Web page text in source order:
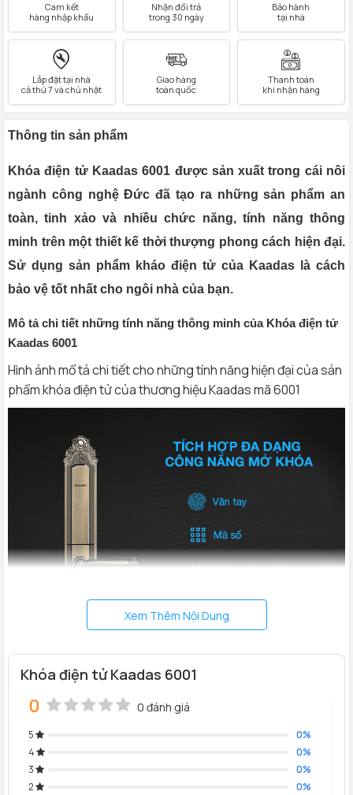
Cam kết
hàng nhập khẩu
Nhận đổi trả
trong 30 ngày
Bảo hành
tại nhà
Lắp đặt tại nhà
cả thứ 7 và chủ nhật
Giao hàng
toàn quốc
Thanh toán
khi nhận hàng
Thông tin sản phẩm
Khóa điện tử Kaadas 6001 được sản xuất trong cái nôi
ngành công nghệ Đức đã tạo ra những sản phẩm an
toàn, tinh xảo và nhiều chức năng, tính năng thông
minh trên một thiết kế thời thượng phong cách hiện đại.
Sử dụng sản phẩm kháo điện tử của Kaadas là cách
bảo vệ tốt nhất cho ngôi nhà của bạn.
Mô tả chi tiết những tính năng thông minh của Khóa điện tử
Kaadas 6001
Hình ảnh mổ tả chi tiết cho những tính năng hiện đại của sản
phẩm khóa điện tử của thương hiệu Kaadas mã 6001
Xem Thêm Nội Dung
Khóa điện tử Kaadas 6001
0 0 đánh giá
5
0%
4
0%
3
0%
2
0%